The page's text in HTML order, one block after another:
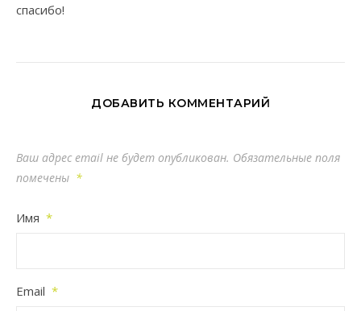
спасибо!
ДОБАВИТЬ КОММЕНТАРИЙ
Ваш адрес email не будет опубликован. Обязательные поля
помечены *
Имя *
Email *